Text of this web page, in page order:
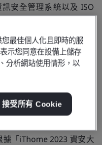
安全管理系統以及 ISO
簡慧伶協理代表頒證，
汪庭宇，以及技術副總傅
持續以嚴密資安防護措
全標準。
上雲法規，為加強雲端資
服務商，明示未來皆需取
「iThome 2023 資安大
最佳個人化且即時的服
示您同意在設備上儲存
分析網站使用情形，以
接受所有 Cookie